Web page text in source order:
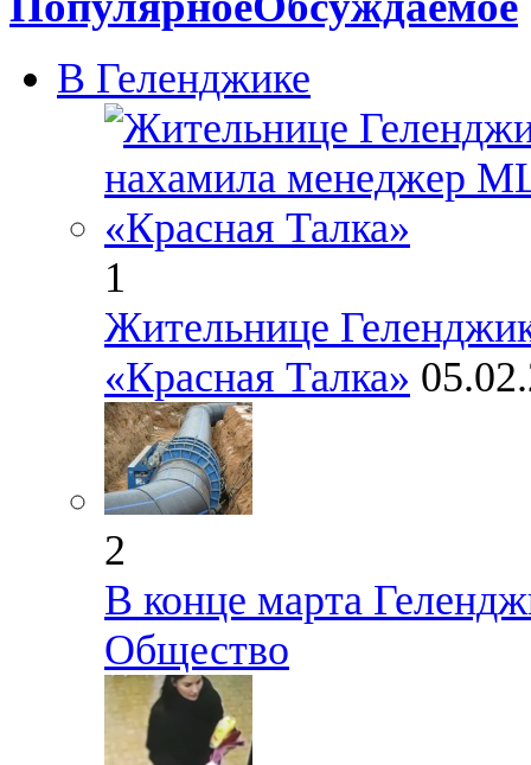
В Геленджике
1
Жительнице
«Красная Талка»
2
В конце марта
Общество